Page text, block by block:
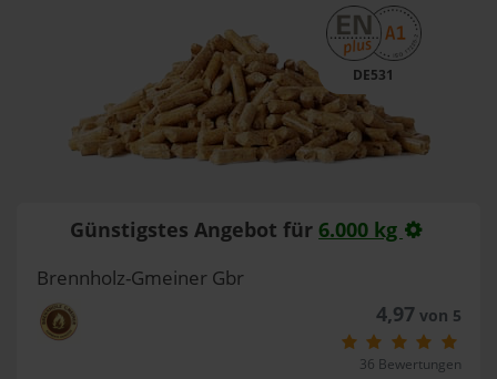
DE531
Günstigstes Angebot für 6.000 kg
Brennholz-Gmeiner Gbr
4,97von 5
36 Bewertungen